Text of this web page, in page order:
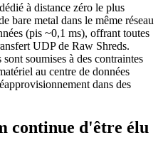
à distance zéro le plus
bare metal dans le même réseau
(pis ~0,1 ms), offrant toutes
UDP de Raw Shreds.
soumises à des contraintes
au centre de données
dans des
continue d'être élu